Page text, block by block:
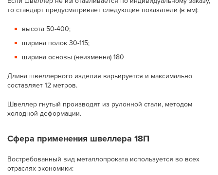
то стандарт предусматривает следующие показатели (в мм):
высота 50-400;
ширина полок 30-115;
ширина основы (неизменна) 180
Длина швеллерного изделия варьируется и максимально
составляет 12 метров.
Швеллер гнутый производят из рулонной стали, методом
холодной деформации.
Сфера применения швеллера 18П
Востребованный вид металлопроката используется во всех
отраслях экономики: